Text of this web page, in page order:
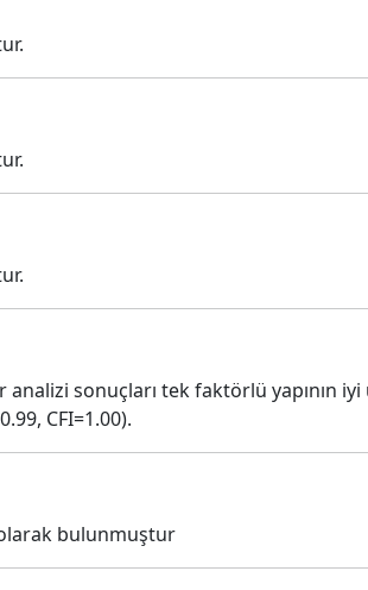
analizi sonuçları tek faktörlü yapının
CFI=1.00).
bulunmuştur